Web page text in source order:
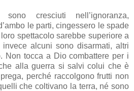
cresciuti nell’ignoranza,
le parti, cingessero le spade
spettacolo sarebbe superiore a
alcuni sono disarmati, altri
Non tocca a Dio combattere per i
alla guerra si salvi colui che è
perché raccolgono frutti non
che coltivano la terra, né sono